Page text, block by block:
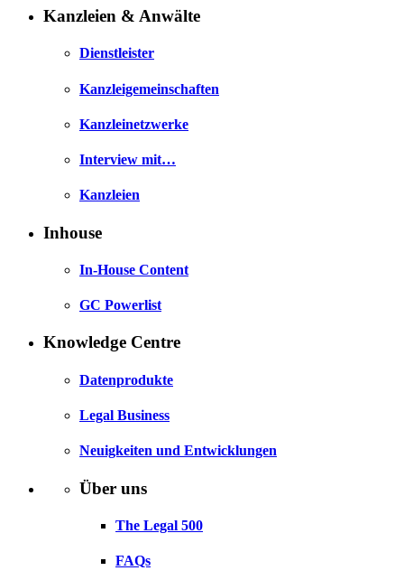
Kanzleien & Anwälte
Dienstleister
Kanzleigemeinschaften
Kanzleinetzwerke
Interview mit…
Kanzleien
Inhouse
In-House Content
GC Powerlist
Knowledge Centre
Datenprodukte
Legal Business
Neuigkeiten und Entwicklungen
Über uns
The Legal 500
FAQs